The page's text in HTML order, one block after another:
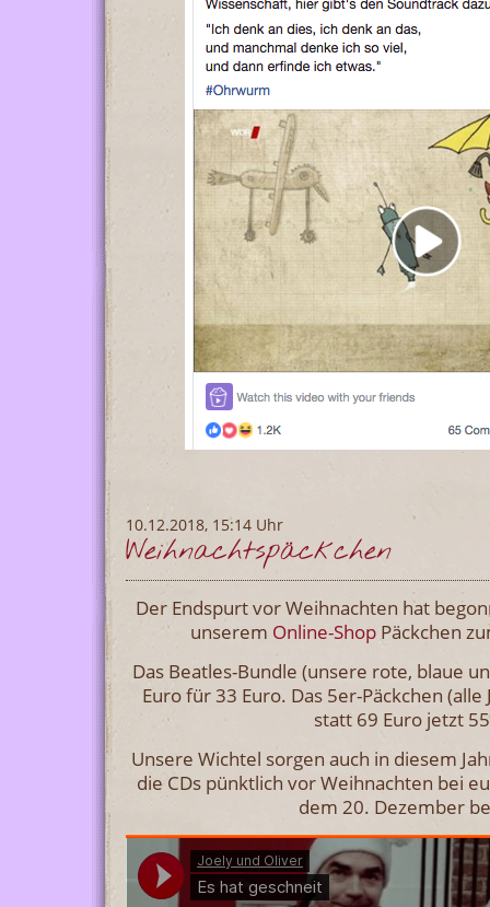
10.12.2018, 15:14 Uhr
Weihnachtspäckchen
Der Endspurt vor Weihnachten hat
unserem Online-ShopPäckchen
Das Beatles-Bundle (unsere rote, blaue
Euro für 33 Euro. Das 5er-Päckchen
statt 69 Euro jetzt
Unsere Wichtel sorgen auch in diesem
die CDs pünktlich vor Weihnachten bei
dem 20. Dezember